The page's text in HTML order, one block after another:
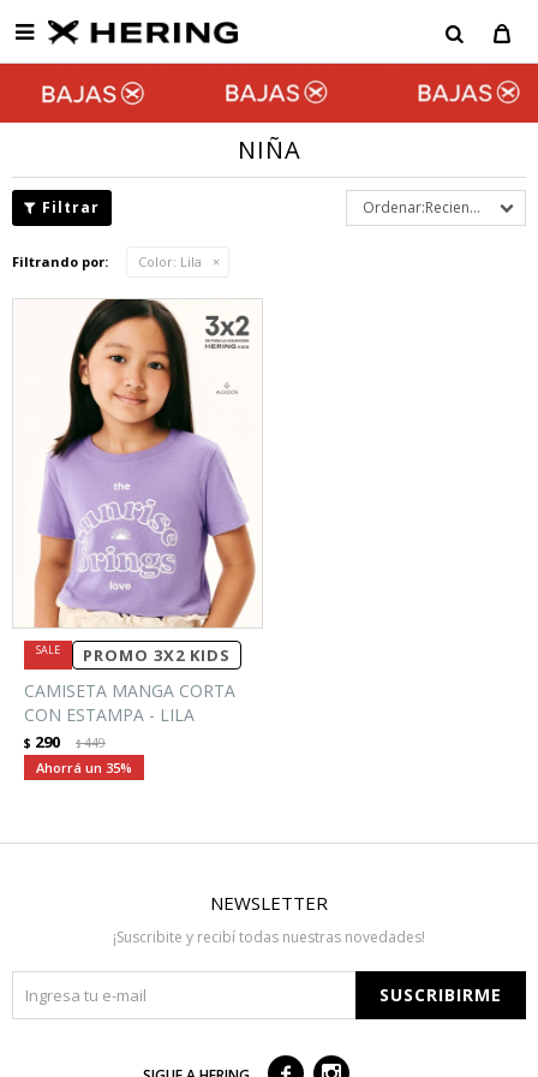

NIÑA
Recientes
Filtrando por: Color: Lila
PROMO 3X2 KIDS
CAMISETA MANGA CORTA
CON ESTAMPA - LILA
$ 290 $449
35
NEWSLETTER
¡Suscribite y recibí todas nuestras novedades!
SUSCRIBIRME